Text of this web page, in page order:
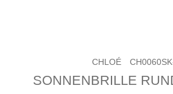
CHLOÉ
SONNENBRILLE